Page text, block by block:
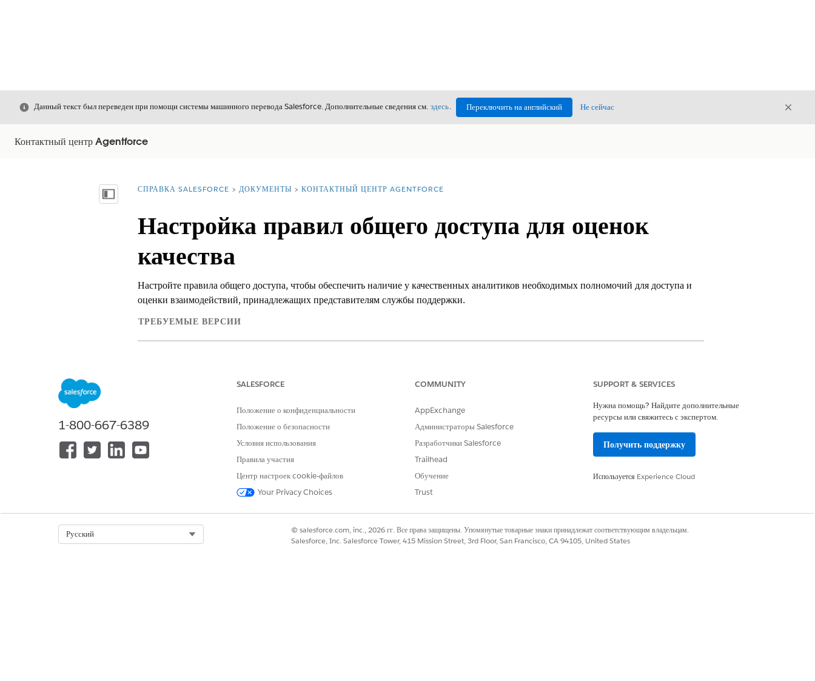
Закрыть
Данный текст был переведен при помощи системы машинного перевода Salesforce. Дополнительные сведения см. здесь. Переключить на английский Не сейчас
Контактный центр Agentforce
Показать содержание
Вы находитесь здесь:
СПРАВКА SALESFORCE ДОКУМЕНТЫ КОНТАКТНЫЙ ЦЕНТР AGENTFORCE
Настройка правил общего доступа для оценок
качества
Настройте правила общего доступа, чтобы обеспечить наличие у качественных аналитиков необходимых полномочий для доступа и
оценки взаимодействий, принадлежащих представителям службы поддержки.
ТРЕБУЕМЫЕ ВЕРСИИ
ТРЕБУЕМЫЕ ПОЛНОМОЧИЯ ПОЛЬЗОВАТЕЛЯ
поле быстрого поискавведите Параметры общего доступа.
Чтобы настроить правила общего доступа, предоставьте следующие сведения:
CallSharingNewRule
Выберите записи для общего доступа: Голосовой вызов, принадлежащий ответственным: Роли, APAC_REP_ROLE (Это роль, связанная с
представителей)
Выберите уровень доступа для пользователей: Уровень доступа:Только для чтения
Сохраните параметры.
1-800-667-6389
SALESFORCE
Положение о конфиденциальности
Положение о безопасности
Условия использования
Правила участия
Центр настроек cookie-файлов
Your Privacy Choices
COMMUNITY
AppExchange
Администраторы Salesforce
Разработчики Salesforce
Trailhead
Обучение
Trust
SUPPORT & SERVICES
Нужна помощь? Найдите дополнительные
ресурсы или свяжитесь с экспертом.
Получить поддержку
Используется Experience Cloud
Русский
© salesforce.com, inc., 2026 гг. Все права защищены. Упомянутые товарные знаки принадлежат соответствующим владельцам.
Salesforce, Inc. Salesforce Tower, 415 Mission Street, 3rd Floor, San Francisco, CA 94105, United States